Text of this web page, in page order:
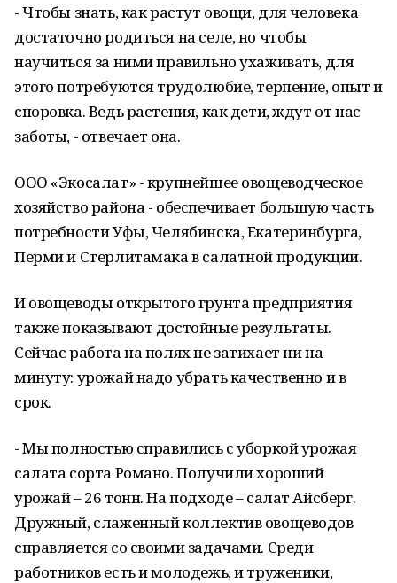
- Чтобы знать, как растут овощи, для человека
достаточно родиться на селе, но чтобы
научиться за ними правильно ухаживать, для
этого потребуются трудолюбие, терпение, опыт и
сноровка. Ведь растения, как дети, ждут от нас
заботы, - отвечает она.
ООО «Экосалат» - крупнейшее овощеводческое
хозяйство района - обеспечивает большую часть
потребности Уфы, Челябинска, Екатеринбурга,
Перми и Стерлитамака в салатной продукции.
И овощеводы открытого грунта предприятия
также показывают достойные результаты.
Сейчас работа на полях не затихает ни на
минуту: урожай надо убрать качественно и в
срок.
- Мы полностью справились с уборкой урожая
салата сорта Романо. Получили хороший
урожай – 26 тонн. На подходе – салат Айсберг.
Дружный, слаженный коллектив овощеводов
справляется со своими задачами. Среди
работников есть и молодежь, и труженики,